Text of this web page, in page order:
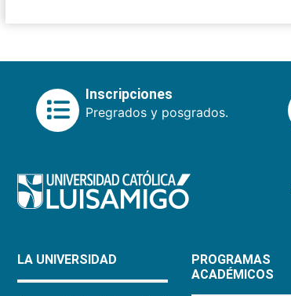
Inscripciones
Pregrados y posgrados.
LA UNIVERSIDAD
PROGRAMAS
ACADÉMICOS